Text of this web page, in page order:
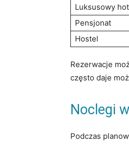
Luksusowy
Pensjonat
Hostel
Rezerwacje
często ⁣daje
Noclegi
Podczas